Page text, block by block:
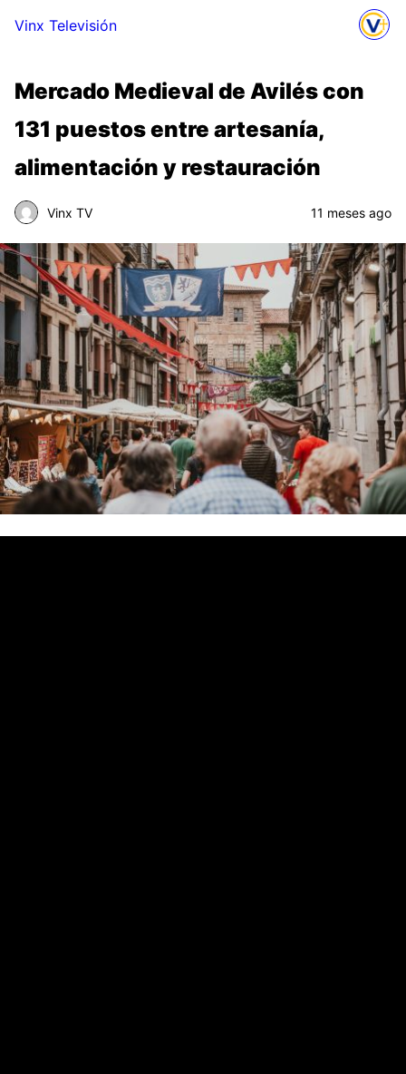
Vinx Televisión
Mercado Medieval de Avilés con
131 puestos entre artesanía,
alimentación y restauración
Vinx TV 11 meses ago